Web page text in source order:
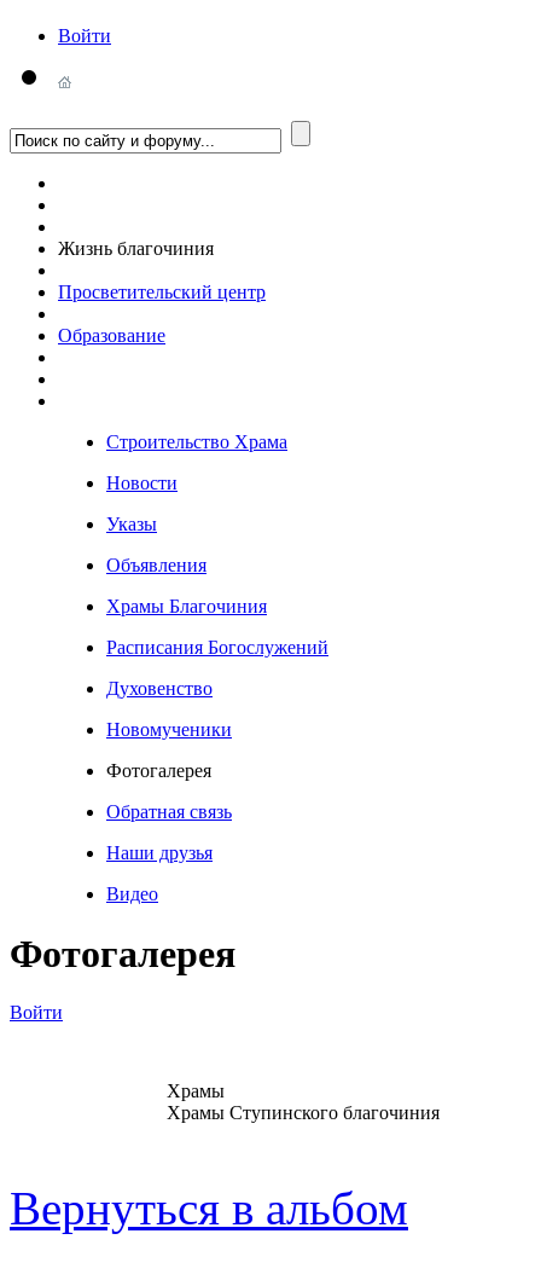
Войти
Жизнь благочиния
Просветительский центр
Образование
Строительство Храма
Новости
Указы
Объявления
Храмы Благочиния
Расписания Богослужений
Духовенство
Новомученики
Фотогалерея
Обратная связь
Наши друзья
Видео
Фотогалерея
Войти
Храмы
Храмы Ступинского благочиния
Вернуться в альбом